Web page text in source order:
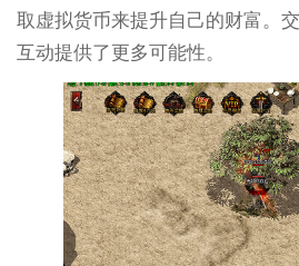
取虚拟货币来提升自己的财富。
互动提供了更多可能性。